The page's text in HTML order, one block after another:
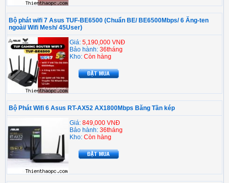
Bộ phát wifi 7 Asus TUF-BE6500 (Chuẩn BE/ BE6500Mbps/ 6 Ăng-ten
ngoài/ Wifi Mesh/ 45User)
Giá: 5,190,000 VNĐ
Bảo hành: 36tháng
Kho: Còn hàng
Bộ Phát Wifi 6 Asus RT-AX52 AX1800Mbps Băng Tần kép
Giá: 849,000 VNĐ
Bảo hành: 36tháng
Kho: Còn hàng